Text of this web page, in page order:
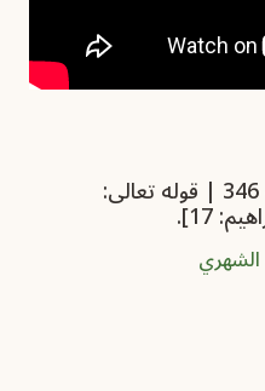
برنامج غريب القرآن | الحلقة 346 | قوله تعالى:
17].